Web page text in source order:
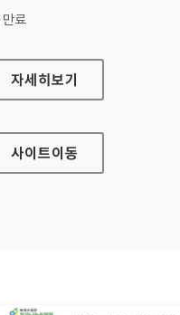
상태 :
만료
태화복지재단 홈페이지
자세히보기
사이트이동